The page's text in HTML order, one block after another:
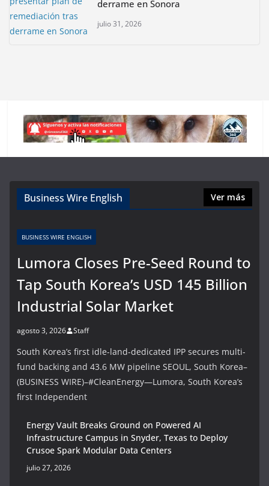
derrame en Sonora
julio 31, 2026
Business Wire English Ver más
BUSINESS WIRE ENGLISH
Lumora Closes Pre-Seed Round to
Tap South Korea’s USD 145 Billion
Industrial Solar Market
agosto 3, 2026 Staff
South Korea’s first idle-land-dedicated IPP secures multi-
fund backing and 43.6 MW pipeline SEOUL, South Korea–
(BUSINESS WIRE)–#CleanEnergy—Lumora, South Korea’s
first Independent
Energy Vault Breaks Ground on Powered AI
Infrastructure Campus in Snyder, Texas to Deploy
Crusoe Spark Modular Data Centers
julio 27, 2026